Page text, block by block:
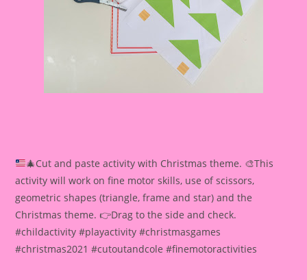
🎄Cut and paste activity with Christmas theme. 🎨This
activity will work on fine motor skills, use of scissors,
geometric shapes (triangle, frame and star) and the
Christmas theme.👉Drag to the side and check.
#childactivity #playactivity #christmasgames
#christmas2021 #cutoutandcole #finemotoractivities